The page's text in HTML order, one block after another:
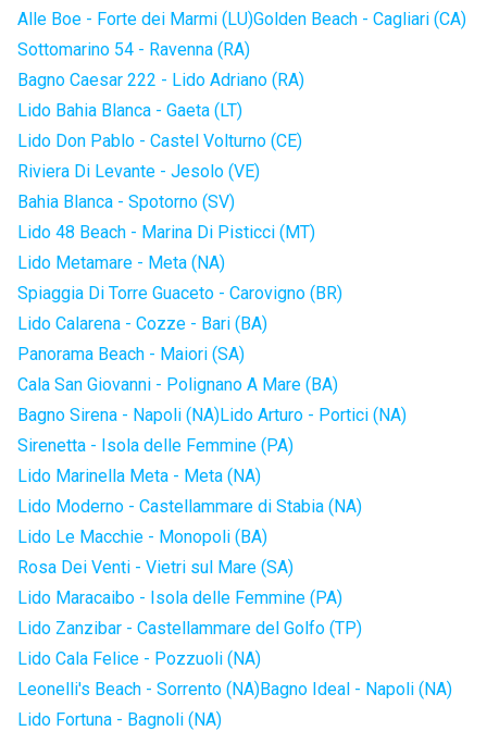
Alle Boe - Forte dei Marmi (LU)Golden Beach - Cagliari (CA)
Sottomarino 54 - Ravenna (RA)
Bagno Caesar 222 - Lido Adriano (RA)
Lido Bahia Blanca - Gaeta (LT)
Lido Don Pablo - Castel Volturno (CE)
Riviera Di Levante - Jesolo (VE)
Bahia Blanca - Spotorno (SV)
Lido 48 Beach - Marina Di Pisticci (MT)
Lido Metamare - Meta (NA)
Spiaggia Di Torre Guaceto - Carovigno (BR)
Lido Calarena - Cozze - Bari (BA)
Panorama Beach - Maiori (SA)
Cala San Giovanni - Polignano A Mare (BA)
Bagno Sirena - Napoli (NA)Lido Arturo - Portici (NA)
Sirenetta - Isola delle Femmine (PA)
Lido Marinella Meta - Meta (NA)
Lido Moderno - Castellammare di Stabia (NA)
Lido Le Macchie - Monopoli (BA)
Rosa Dei Venti - Vietri sul Mare (SA)
Lido Maracaibo - Isola delle Femmine (PA)
Lido Zanzibar - Castellammare del Golfo (TP)
Lido Cala Felice - Pozzuoli (NA)
Leonelli's Beach - Sorrento (NA)Bagno Ideal - Napoli (NA)
Lido Fortuna - Bagnoli (NA)